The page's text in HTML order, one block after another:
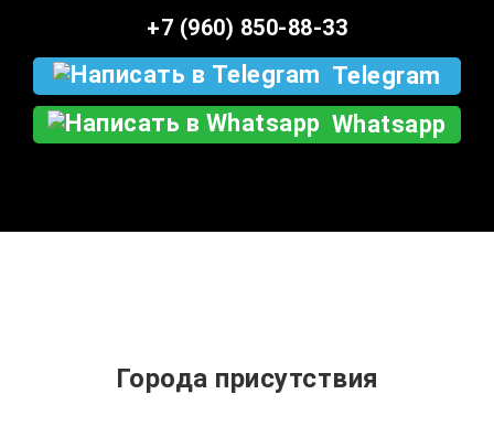
+7 (960) 850-88-33
Telegram
Whatsapp
Города присутствия